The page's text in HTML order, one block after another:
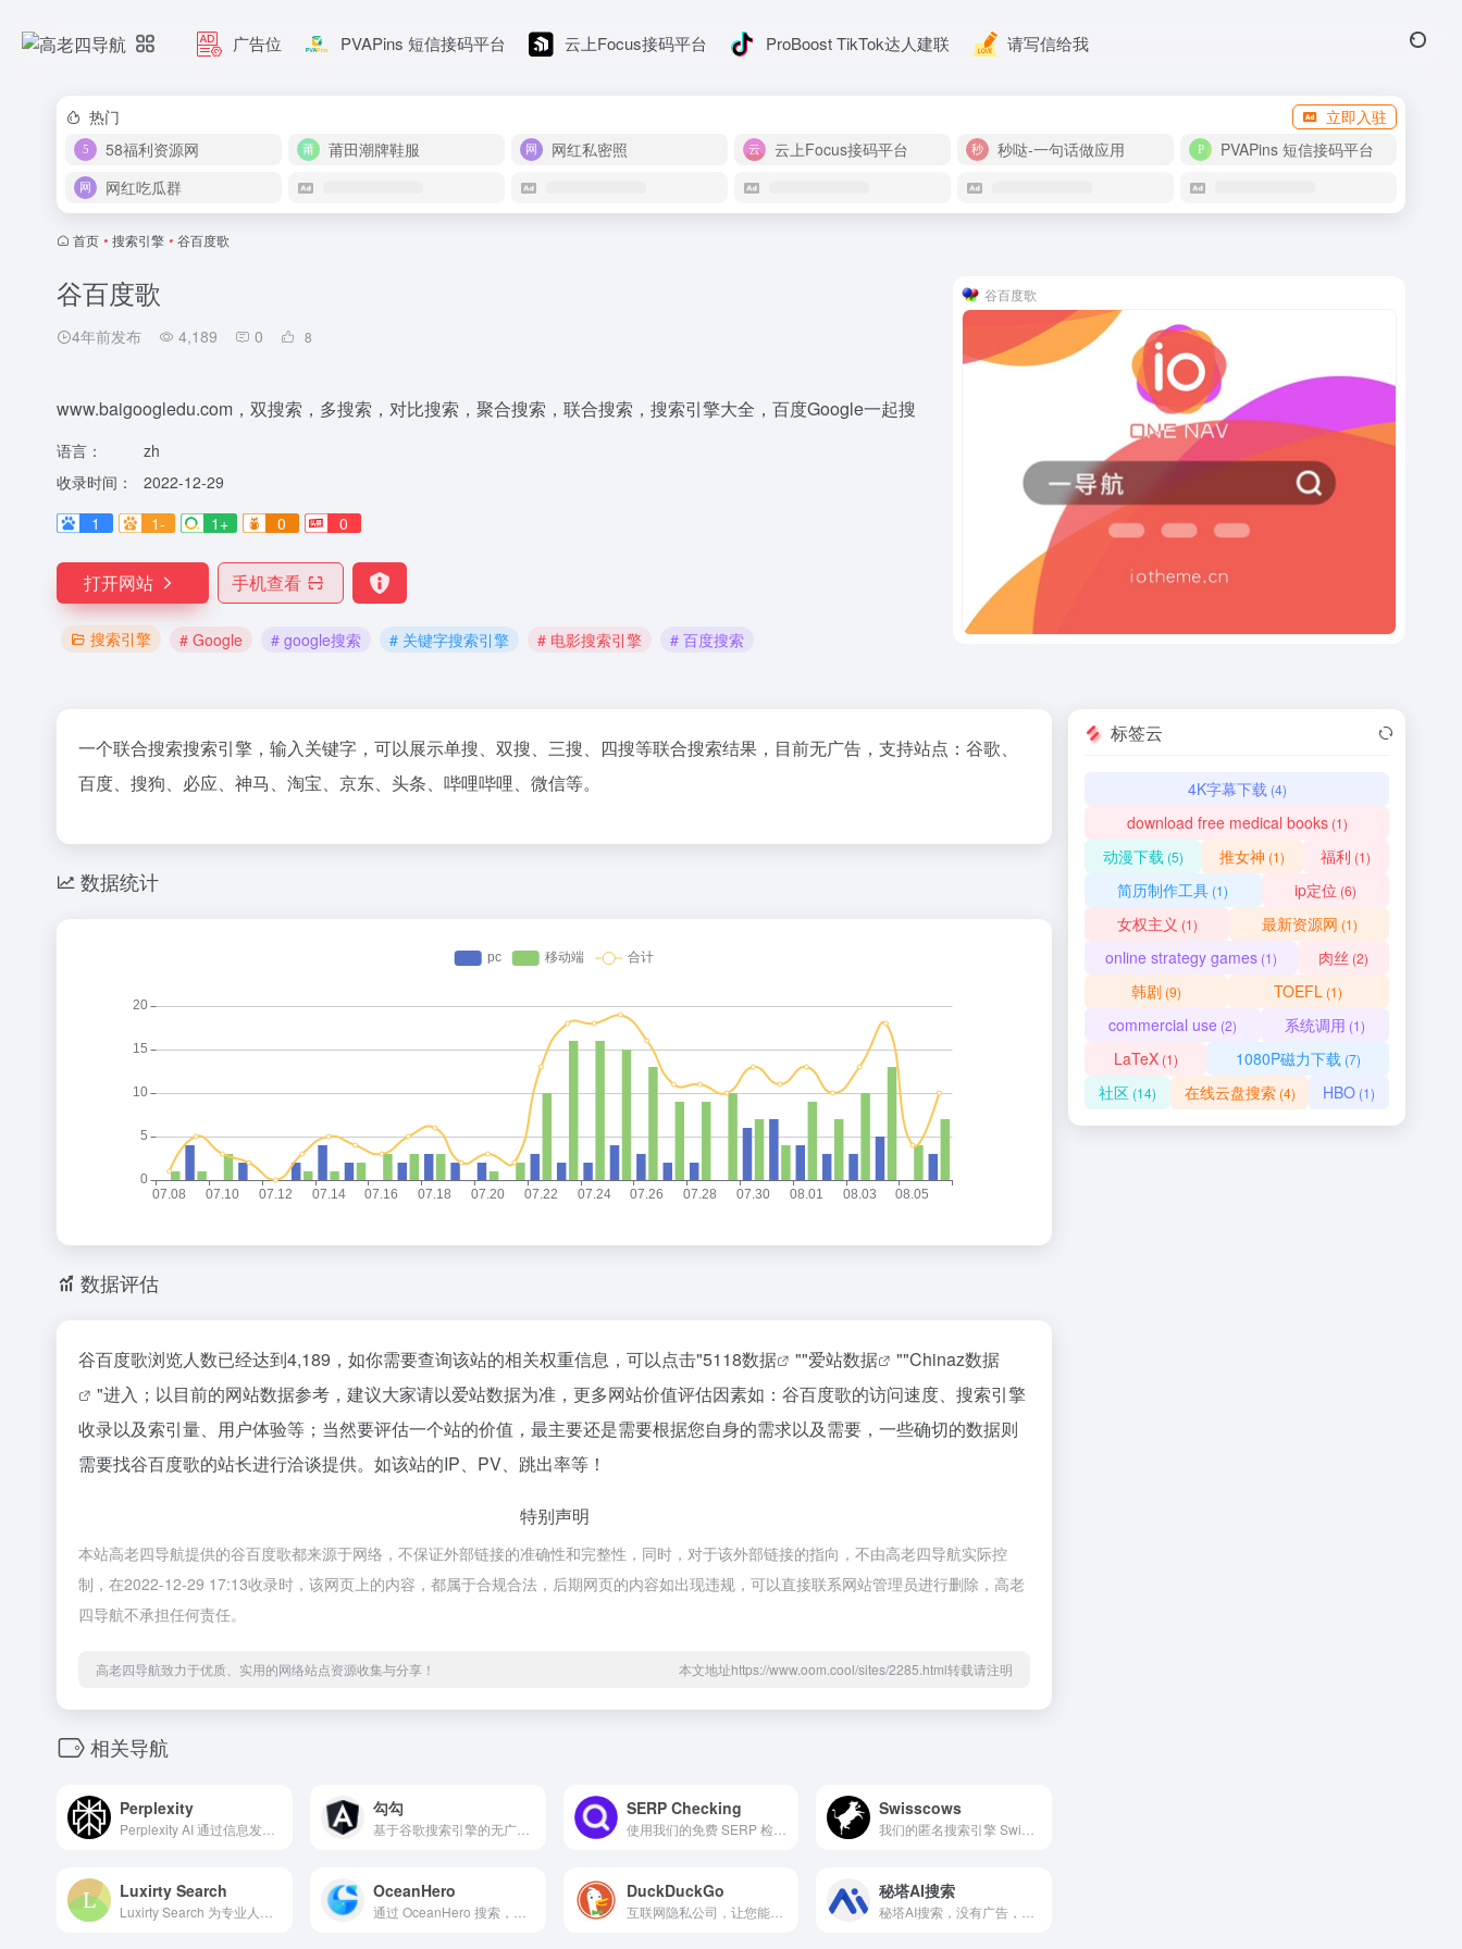
广告位 PVAPins 短信接码平台 云上Focus接码平台 ProBoost TikTok达人建联 请写信给我
热门
立即入驻
58福利资源网
莆田潮牌鞋服 网红私密照 云上Focus接码平台 秒哒-一句话做应用
PVAPins 短信接码平台
网红吃瓜群
首页 • 搜索引擎 • 谷百度歌
谷百度歌
4年前发布 4,189 0 8
www.baigoogledu.com，双搜索，多搜索，对比搜索，聚合搜索，联合搜索，搜索引擎大全，百度Google一起搜
语言：
zh
收录时间：
2022-12-29
1
1- 1+ 0 0
打开网站 手机查看
搜索引擎 # Google # google搜索 # 关键字搜索引擎 # 电影搜索引擎 # 百度搜索
谷百度歌
一个联合搜索搜索引擎，输入关键字，可以展示单搜、双搜、三搜、四搜等联合搜索结果，目前无广告，支持站点：谷歌、
百度、搜狗、必应、神马、淘宝、京东、头条、哔哩哔哩、微信等。
数据统计
数据评估
谷百度歌浏览人数已经达到4,189，如你需要查询该站的相关权重信息，可以点击"5118数据 ""爱站数据 ""Chinaz数据
"进入；以目前的网站数据参考，建议大家请以爱站数据为准，更多网站价值评估因素如：谷百度歌的访问速度、搜索引擎
收录以及索引量、用户体验等；当然要评估一个站的价值，最主要还是需要根据您自身的需求以及需要，一些确切的数据则
需要找谷百度歌的站长进行洽谈提供。如该站的IP、PV、跳出率等！
特别声明
本站高老四导航提供的谷百度歌都来源于网络，不保证外部链接的准确性和完整性，同时，对于该外部链接的指向，不由高老四导航实际控
制，在2022-12-29 17:13收录时，该网页上的内容，都属于合规合法，后期网页的内容如出现违规，可以直接联系网站管理员进行删除，高老
四导航不承担任何责任。
高老四导航致力于优质、实用的网络站点资源收集与分享！ 本文地址https://www.oom.cool/sites/2285.html转载请注明
相关导航
Perplexity 勾勾
基于谷歌搜索引擎的无广告搜索引擎
SERP Checking Swisscows
Luxirty Search OceanHero DuckDuckGo
互联网隐私公司，让您能够无缝地控制您的在线个人信息，而无需做出任何取舍。
秘塔AI搜索
标签云
4K字幕下载 (4)
download free medical books(1)
动漫下载 (5) 推女神 (1) 福利 (1)
简历制作工具 (1) ip定位 (6)
女权主义 (1) 最新资源网 (1)
online strategy games (1) 肉丝 (2)
韩剧(9) TOEFL (1)
commercial use (2) 系统调用 (1)
LaTeX(1) 1080P磁力下载 (7)
社区(14) 在线云盘搜索(4) HBO (1)